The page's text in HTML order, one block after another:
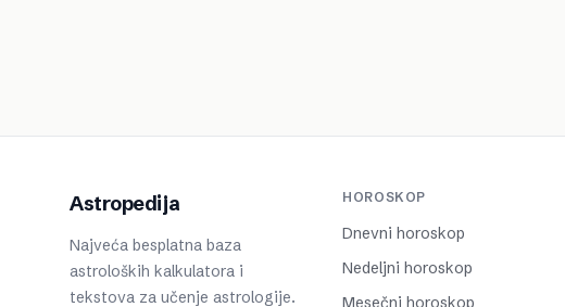
Astropedija
Najveća besplatna baza
astroloških kalkulatora i
tekstova za učenje astrologije.
HOROSKOP
Dnevni horoskop
Nedeljni horoskop
Mesečni horoskop